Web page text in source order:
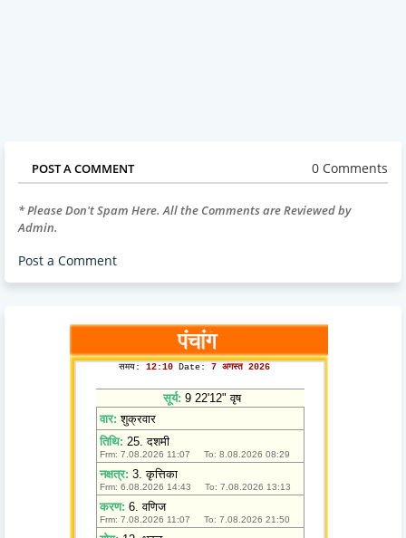
POST A COMMENT 0 Comments
* Please Don't Spam Here. All the Comments are Reviewed by
Admin.
Post a Comment